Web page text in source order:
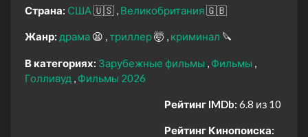
Страна: США🇺🇸 Великобритания🇬🇧
Жанр: драма 😫 триллер🤯 криминал 🔪
В категориях: Зарубежные фильмы
Фильмы
Голливуд
Фильмы 2026
Рейтинг IMDb: 6.8 из 10
Рейтинг Кинопоиска: